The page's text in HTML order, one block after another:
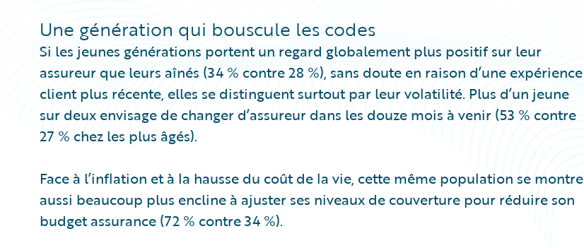
Une génération qui bouscule les codes
Si les jeunes générations portent un regard globalement plus positif sur leur
assureur que leurs aînés (34 % contre 28 %), sans doute en raison d’une expérience
client plus récente, elles se distinguent surtout par leur volatilité. Plus d’un jeune
sur deux envisage de changer d’assureur dans les douze mois à venir (53 % contre
27 % chez les plus âgés).
Face à l’inflation et à la hausse du coût de la vie, cette même population se montre
aussi beaucoup plus encline à ajuster ses niveaux de couverture pour réduire son
budget assurance (72 % contre 34 %).